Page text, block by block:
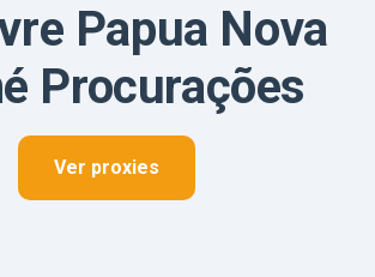
Papua Nova
Procurações
Ver proxies